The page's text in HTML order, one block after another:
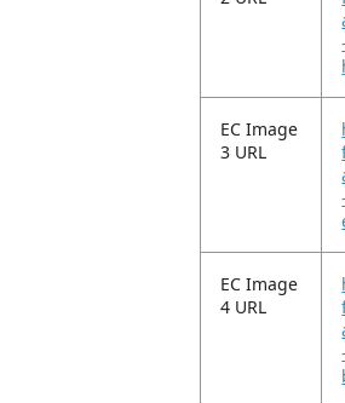
EC Image
3 URL
EC Image
4 URL